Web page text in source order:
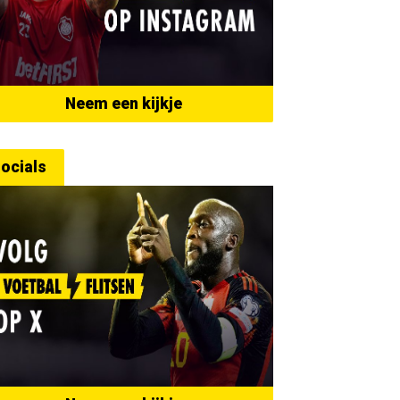
Neem een kijkje